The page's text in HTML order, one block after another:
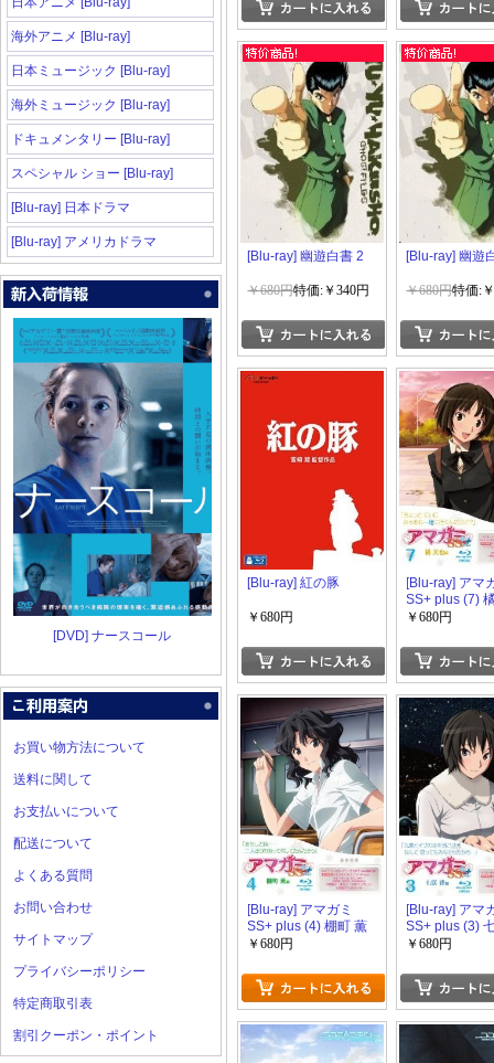
海外アニメ [Blu-ray]
日本ミュージック [Blu-ray]
海外ミュージック [Blu-ray]
ドキュメンタリー [Blu-ray]
スペシャル ショー [Blu-ray]
[Blu-ray] 日本ドラマ
[Blu-ray] アメリカドラマ
[DVD] ナースコール
お買い物方法について
送料に関して
お支払いについて
配送について
よくある質問
お問い合わせ
サイトマップ
プライバシーポリシー
特定商取引表
割引クーポン・ポイント
[Blu-ray] 幽遊白書 2
￥680円特価:￥340円
[Blu-ray] 幽遊
￥680円特価:
[Blu-ray] 紅の豚
￥680円
[Blu-ray] アマ
SS+ plus (7)
￥680円
[Blu-ray] アマガミ
SS+ plus (4) 棚町 薫
￥680円
[Blu-ray] アマ
SS+ plus (3)
￥680円